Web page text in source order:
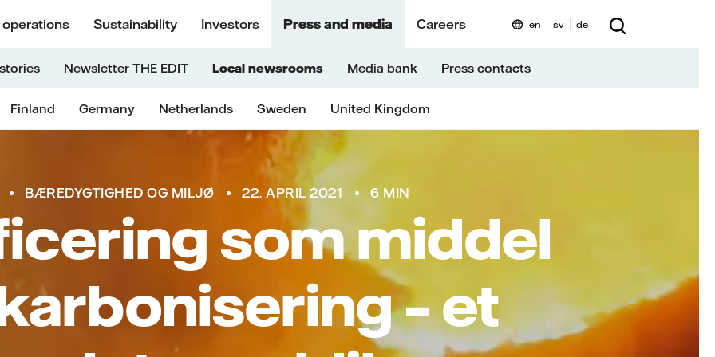
operations Sustainability Investors Press and media Careers
Newsletter THE EDIT Local newsrooms Media bank Press contacts
Finland Germany Netherlands Sweden United Kingdom
en sv de
BÆREDYGTIGHED OG MILJØ 22. APRIL 2021 6 MIN
som middel
– et